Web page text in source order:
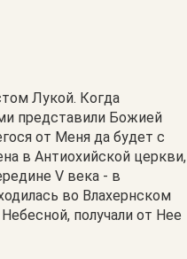
Лукой. Когда
представили Божией
от Меня да будет с
в Антиохийской церкви,
V века - в
во Влахернском
получали от Нее